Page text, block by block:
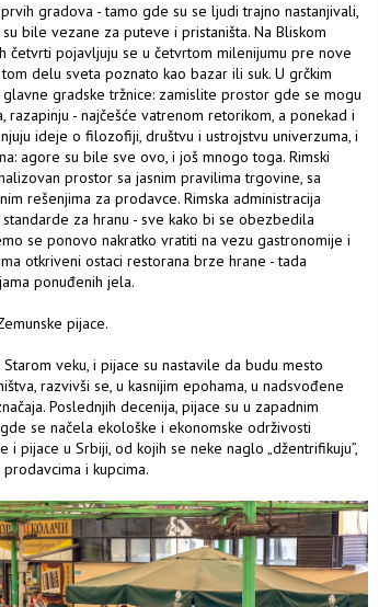
gradova - tamo gde su se ljudi trajno nastanjivali,
bile vezane za puteve i pristaništa. Na Bliskom
četvrti pojavljuju se u četvrtom milenijumu pre nove
delu sveta poznato kao bazar ili suk. U grčkim
gradske tržnice: zamislite prostor gde se mogu
razapinju - najčešće vatrenom retorikom, a ponekad i
ideje o filozofiji, društvu i ustrojstvu univerzuma, i
agore su bile sve ovo, i još mnogo toga. Rimski
prostor sa jasnim pravilima trgovine, sa
rešenjima za prodavce. Rimska administracija
za hranu - sve kako bi se obezbedila
se ponovo nakratko vratiti na vezu gastronomije i
otkriveni ostaci restorana brze hrane - tada
ponuđenih jela.
pijace.
veku, i pijace su nastavile da budu mesto
razvivši se, u kasnijim epohama, u nadsvođene
Poslednjih decenija, pijace su u zapadnim
se načela ekološke i ekonomske održivosti
pijace u Srbiji, od kojih se neke naglo „džentrifikuju”,
i kupcima.